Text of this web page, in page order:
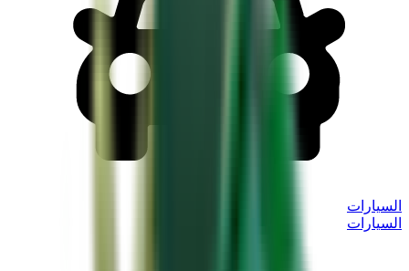
السيارات
السيارات